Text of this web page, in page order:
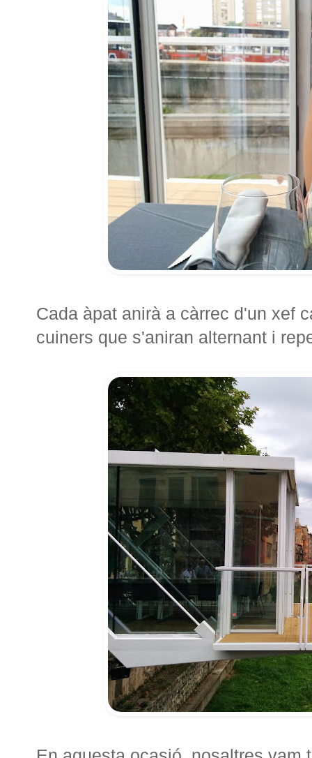
Cada àpat anirà a càrrec d'un xef
cuiners que s'aniran alternant i